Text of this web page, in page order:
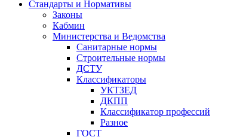
Стандарты и Нормативы
Законы
Кабмин
Министерства и Ведомства
Санитарные нормы
Строительные нормы
ДСТУ
Классификаторы
УКТЗЕД
ДКПП
Классификатор профессий
Разное
ГОСТ